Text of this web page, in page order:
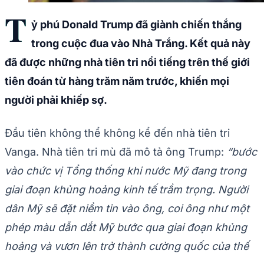
T ỷ phú Donald Trump đã giành chiến thắng
trong cuộc đua vào Nhà Trắng. Kết quả này
đã được những nhà tiên tri nổi tiếng trên thế giới
tiên đoán từ hàng trăm năm trước, khiến mọi
người phải khiếp sợ.
Đầu tiên không thể không kể đến nhà tiên tri
Vanga. Nhà tiên tri mù đã mô tả ông Trump: “bước
vào chức vị Tổng thống khi nước Mỹ đang trong
giai đoạn khủng hoảng kinh tế trầm trọng. Người
dân Mỹ sẽ đặt niềm tin vào ông, coi ông như một
phép màu dẫn dắt Mỹ bước qua giai đoạn khủng
hoảng và vươn lên trở thành cường quốc của thế